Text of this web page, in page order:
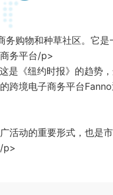
务购物和种草社区。它
务平台/p>
是《纽约时报》的趋势
跨境电子商务平台
活动的重要形式，也是
p>